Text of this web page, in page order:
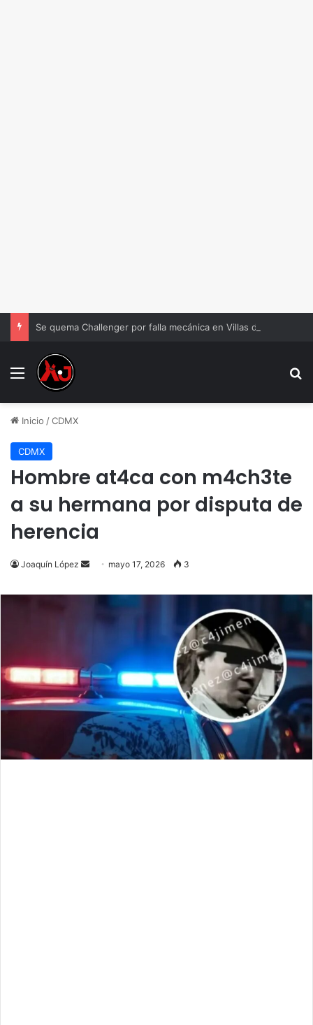
Se quema Challenger por falla mecánica en Villas del Sur
Menu
Inicio /CDMX
CDMX
Hombre at4ca con m4ch3te
a su hermana por disputa de
herencia
Joaquín López
Send
email
mayo 17, 2026 3